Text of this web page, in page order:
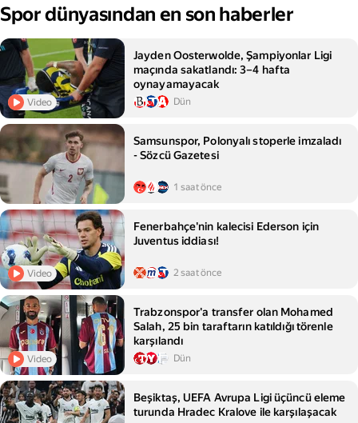
Spor dünyasından en son haberler
Video
Jayden Oosterwolde, Şampiyonlar Ligi
maçında sakatlandı: 3–4 hafta
oynayamayacak
Dün
Samsunspor, Polonyalı stoperle imzaladı
- Sözcü Gazetesi
1 saat önce
Video
Fenerbahçe'nin kalecisi Ederson için
Juventus iddiası!
2 saat önce
Video
Trabzonspor'a transfer olan Mohamed
Salah, 25 bin taraftarın katıldığı törenle
karşılandı
Dün
Beşiktaş, UEFA Avrupa Ligi üçüncü eleme
turunda Hradec Kralove ile karşılaşacak